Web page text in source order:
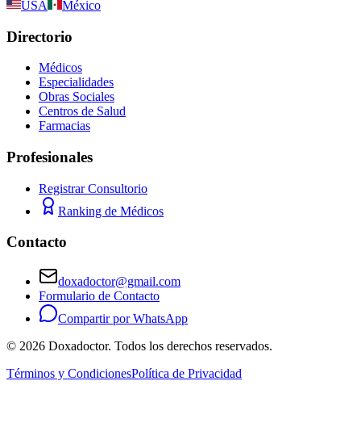
USA
México
Directorio
Médicos
Especialidades
Obras Sociales
Centros de Salud
Farmacias
Profesionales
Registrar Consultorio
Ranking de Médicos
Contacto
doxadoctor@gmail.com
Formulario de Contacto
Compartir por WhatsApp
© 2026 Doxadoctor. Todos los derechos reservados.
Términos y CondicionesPolítica de Privacidad